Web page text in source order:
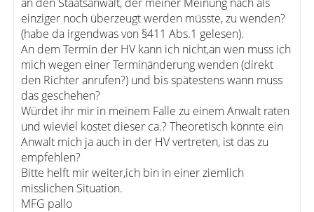
einziger noch überzeugt werden müsste, zu wenden?
(habe da irgendwas von §411 Abs.1 gelesen).
An dem Termin der HV kann ich nicht,an wen muss ich
mich wegen einer Terminänderung wenden (direkt
den Richter anrufen?) und bis spätestens wann muss
das geschehen?
Würdet ihr mir in meinem Falle zu einem Anwalt raten
und wieviel kostet dieser ca.? Theoretisch könnte ein
Anwalt mich ja auch in der HV vertreten, ist das zu
empfehlen?
Bitte helft mir weiter,ich bin in einer ziemlich
misslichen Situation.
MFG pallo